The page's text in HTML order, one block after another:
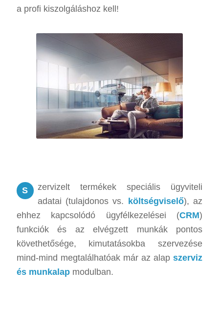
a profi kiszolgáláshoz kell!
S
zervizelt termékek speciális ügyviteli
adatai (tulajdonos vs.
költségviselő), az
ehhez kapcsolódó ügyfélkezelései (CRM)
funkciók és az elvégzett munkák pontos
követhetősége, kimutatásokba szervezése
mind-mind megtalálhatóak már az alapszerviz
és munkalapmodulban.